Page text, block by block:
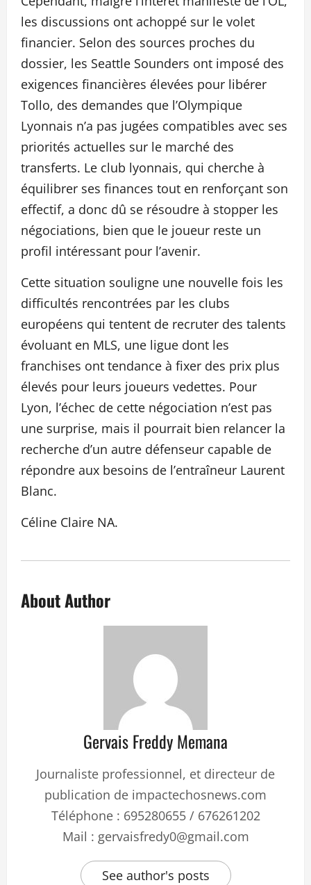
les discussions ont achoppé sur le volet
financier. Selon des sources proches du
dossier, les Seattle Sounders ont imposé des
exigences financières élevées pour libérer
Tollo, des demandes que l’Olympique
Lyonnais n’a pas jugées compatibles avec ses
priorités actuelles sur le marché des
transferts. Le club lyonnais, qui cherche à
équilibrer ses finances tout en renforçant son
effectif, a donc dû se résoudre à stopper les
négociations, bien que le joueur reste un
profil intéressant pour l’avenir.
Cette situation souligne une nouvelle fois les
difficultés rencontrées par les clubs
européens qui tentent de recruter des talents
évoluant en MLS, une ligue dont les
franchises ont tendance à fixer des prix plus
élevés pour leurs joueurs vedettes. Pour
Lyon, l’échec de cette négociation n’est pas
une surprise, mais il pourrait bien relancer la
recherche d’un autre défenseur capable de
répondre aux besoins de l’entraîneur Laurent
Blanc.
Céline Claire NA.
About Author
Gervais Freddy Memana
Journaliste professionnel, et directeur de
publication de impactechosnews.com
Téléphone : 695280655 / 676261202
Mail : gervaisfredy0@gmail.com
See author's posts